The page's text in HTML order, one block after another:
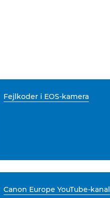
Fejlkoder i EOS-kamera
Canon Europe YouTube-kanal